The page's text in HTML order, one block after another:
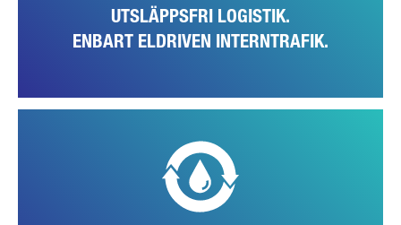
UTSLÄPPSFRI LOGISTIK.
ENBART ELDRIVEN INTERNTRAFIK.
Minskningen av vattenförbrukningen är ett annat tema som man
arbetar med: En egen, ny vattenreningsanläggning behandlar mer än
60 procent av det använda vattnet och leder det tillbaka in i
produktionskretsloppet. Man har även en optimerad
regnvattenuppsamling för hållbarare bevattning av grönytorna.